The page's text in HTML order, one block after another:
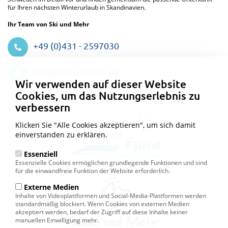
für Ihren nächsten Winterurlaub in Skandinavien.
Ihr Team von Ski und Mehr
+49 (0)431 - 2597030
Wir verwenden auf dieser Website
Cookies, um das Nutzungserlebnis zu
verbessern
Klicken Sie "Alle Cookies akzeptieren", um sich damit
einverstanden zu erklären.
Essenziell
Essenzielle Cookies ermöglichen grundlegende Funktionen und sind
für die einwandfreie Funktion der Website erforderlich.
Externe Medien
Inhalte von Videoplattformen und Social-Media-Plattformen werden
standardmäßig blockiert. Wenn Cookies von externen Medien
akzeptiert werden, bedarf der Zugriff auf diese Inhalte keiner
manuellen Einwilligung mehr.